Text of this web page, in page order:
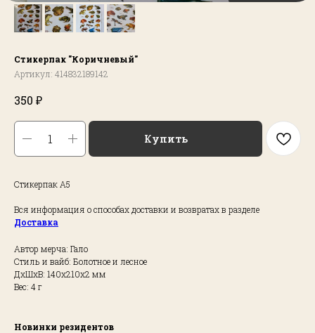
Стикерпак "Коричневый"
Артикул: 414832189142
350 ₽
Купить
Стикерпак А5
Вся информация о способах доставки и возвратах в разделе
Доставка
Автор мерча: Гало
Стиль и вайб: Болотное и лесное
ДxШxВ: 140x210x2 мм
Вес: 4 г
Новинки резидентов